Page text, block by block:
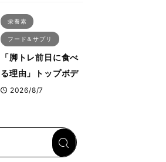
ス・プルオーバーマ
シン”とは？
栄養素
フード＆サプリ
「脚トレ前日に食べ
る理由」トップボデ
ィビルダーが愛用す
2026/8/7